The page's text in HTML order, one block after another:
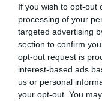
If you wish to opt-out
processing of your
targeted advertising
section to confirm
opt-out request is
interest-based ads
us or personal
your opt-out. You
a Rapid Wi...